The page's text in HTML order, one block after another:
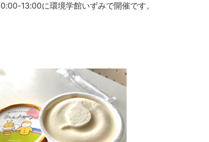
13:00に環境学館いずみで開催です。